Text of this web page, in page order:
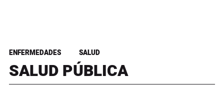
ENFERMEDADES SALUD
SALUD PÚBLICA